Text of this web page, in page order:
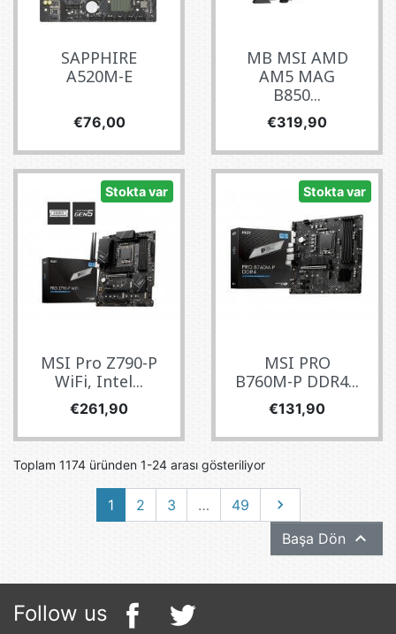
SAPPHIRE
A520M-E
Fiyat
€76,00
MB MSI AMD
AM5 MAG
B850...
Fiyat
€319,90
Stokta var
MSI Pro Z790-P
WiFi, Intel...
Fiyat
€261,90
Stokta var
MSI PRO
B760M-P DDR4...
Fiyat
€131,90
Toplam 1174 üründen 1-24 arası gösteriliyor
1 2 3 … 49 Sonraki

Başa Dön 
Follow us